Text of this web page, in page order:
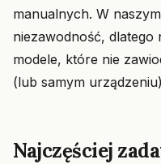
manualnych. W
niezawodność, dlatego
modele, które nie
(lub samym
Najczęściej